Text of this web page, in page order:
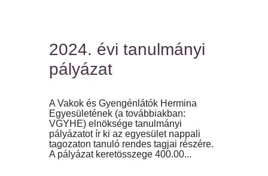
2024. évi tanulmányi
pályázat
A Vakok és Gyengénlátók Hermina
Egyesületének (a továbbiakban:
VGYHE) elnöksége tanulmányi
pályázatot ír ki az egyesület nappali
tagozaton tanuló rendes tagjai részére.
A pályázat keretösszege 400.00...